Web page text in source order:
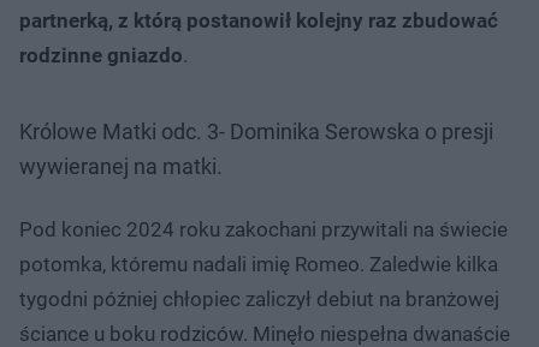
partnerką, z którą postanowił kolejny raz zbudować
rodzinne gniazdo.
Królowe Matki odc. 3- Dominika Serowska o presji
wywieranej na matki.
Pod koniec 2024 roku zakochani przywitali na świecie
potomka, któremu nadali imię Romeo. Zaledwie kilka
tygodni później chłopiec zaliczył debiut na branżowej
ściance u boku rodziców. Minęło niespełna dwanaście